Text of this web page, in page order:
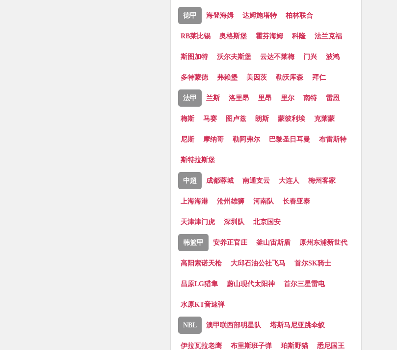
德甲 海登海姆 达姆施塔特 柏林联合
RB莱比锡 奥格斯堡 霍芬海姆 科隆 法兰克福
斯图加特 沃尔夫斯堡 云达不莱梅 门兴 波鸿
多特蒙德 弗赖堡 美因茨 勒沃库森 拜仁
法甲 兰斯 洛里昂 里昂 里尔 南特 雷恩
梅斯 马赛 图卢兹 朗斯 蒙彼利埃 克莱蒙
尼斯 摩纳哥 勒阿弗尔 巴黎圣日耳曼 布雷斯特
斯特拉斯堡
中超 成都蓉城 南通支云 大连人 梅州客家
上海海港 沧州雄狮 河南队 长春亚泰
天津津门虎 深圳队 北京国安
韩篮甲 安养正官庄 釜山宙斯盾 原州东浦新世代
高阳索诺天枪 大邱石油公社飞马 首尔SK骑士
昌原LG猎隼 蔚山现代太阳神 首尔三星雷电
水原KT音速弹
NBL 澳甲联西部明星队 塔斯马尼亚跳伞蚁
伊拉瓦拉老鹰 布里斯班子弹 珀斯野猫 悉尼国王